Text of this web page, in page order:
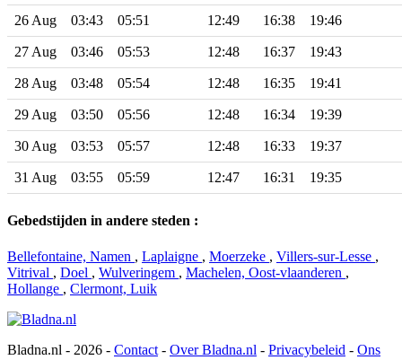
26 Aug 03:43 05:51 12:49 16:38 19:46
27 Aug 03:46 05:53 12:48 16:37 19:43
28 Aug 03:48 05:54 12:48 16:35 19:41
29 Aug 03:50 05:56 12:48 16:34 19:39
30 Aug 03:53 05:57 12:48 16:33 19:37
31 Aug 03:55 05:59 12:47 16:31 19:35
Gebedstijden in andere steden :
Bellefontaine, Namen , Laplaigne , Moerzeke , Villers-sur-Lesse ,
Vitrival , Doel , Wulveringem , Machelen, Oost-vlaanderen ,
Hollange , Clermont, Luik
Bladna.nl - 2026 - Contact - Over Bladna.nl - Privacybeleid - Ons